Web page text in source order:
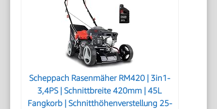
Scheppach Rasenmäher RM420 | 3in1-
3,4PS | Schnittbreite 420mm | 45L
Fangkorb | Schnitthöhenverstellung 25-